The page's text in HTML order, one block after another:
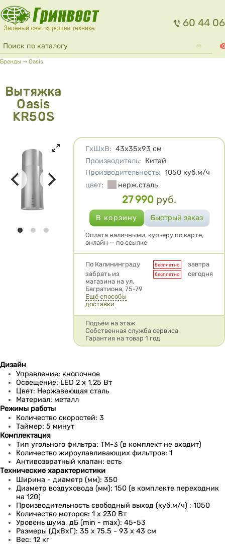
Перейти к основному содержанию
60 44 06
Форма поиска
Поиск 0
Вы здесь
Бренды ⇢ Oasis
Вытяжка
Oasis
KR50S
Характеристики
ГхШхВ: 43x35x93 см
Производитель: Китай
Производительность: 1050 куб.м/ч
цвет:
нерж.сталь
Цена
27 990 руб.
Оплата наличными, курьеру по карте,
онлайн — по ссылке
Условия доставки
По Калининграду бесплатно
завтра
забрать из
магазина на ул.
Багратиона, 75-79
бесплатно сегодня
Ещё способы
доставки
Подъём на этаж
Собственная служба сервиса
Гарантия на товар 1 год
Дизайн
Управление: кнопочное
Освещение: LED 2 x 1,25 Вт
Цвет: Нержавеющая сталь
Материал: металл
Режимы работы
Количество скоростей: 3
Таймер: 5 минут
Комплектация
Тип угольного фильтра: TM-3 (в комплект не входит)
Количество жироулавливающих фильтров: 1
Антивозвратный клапан: есть
Технические характеристики
Ширина - диаметр (мм): 350
Диаметр воздуховода (мм): 150 (в комплекте переходник
на 120)
Производительность свободный выход (куб.м/ч) : 1050
Количество моторов: 1 x 230 Вт
Уровень шума, дБ (min - max): 45-53
Размеры (ДхВхГ): 35 х 75.5 - 93 х 43 см
Вес: 12 кг